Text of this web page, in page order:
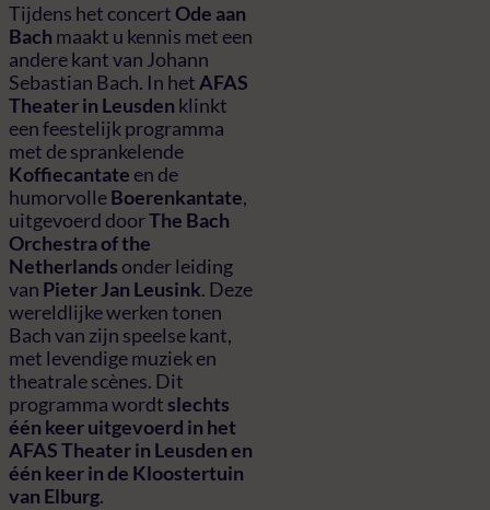
Tijdens het concertOde aan
Bach maakt u kennis met een
andere kant van Johann
Sebastian Bach. In hetAFAS
Theater in Leusden klinkt
een feestelijk programma
met de sprankelende
Koffiecantate en de
humorvolleBoerenkantate,
uitgevoerd doorThe Bach
Orchestra of the
Netherlands onder leiding
van Pieter Jan Leusink. Deze
wereldlijke werken tonen
Bach van zijn speelse kant,
met levendige muziek en
theatrale scènes. Dit
programma wordtslechts
één keer uitgevoerd in het
AFAS Theater in Leusden en
één keer in de Kloostertuin
van Elburg.